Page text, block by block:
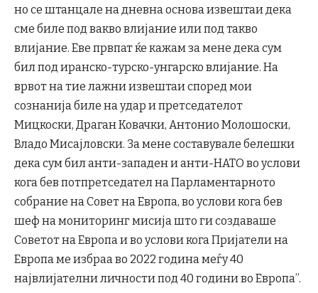
но се штанцале на дневна основа извештаи дека
сме биле под вакво влијание или под такво
влијание. Еве првпат ќе кажам за мене дека сум
бил под иранско-турско-унгарско влијание. На
врвот на тие лажни извештаи според мои
сознанија биле на удар и претседателот
Мицкоски, Драган Ковачки, Антонио Молошоски,
Владо Мисајловски. За мене составувале белешки
дека сум бил анти-западен и анти-НАТО во услови
кога бев потпретседател на Парламентарното
собрание на Совет на Европа, во услови кога бев
шеф на мониторинг мисија што ги создаваше
Советот на Европа и во услови кога Пријатели на
Европа ме избраа во 2022 година меѓу 40
највлијателни личности под 40 години во Европа”.